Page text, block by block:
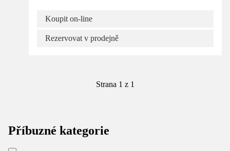
Koupit on-line
Rezervovat v prodejně
Strana 1 z 1
Příbuzné kategorie